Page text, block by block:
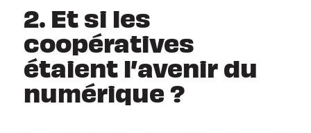
2. Et si les
coopératives
étaient l’avenir du
numérique ?